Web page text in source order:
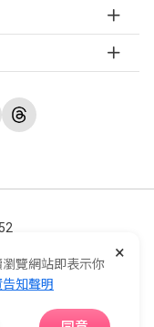
Reserved.
×
覽網站即表示你
知聲明